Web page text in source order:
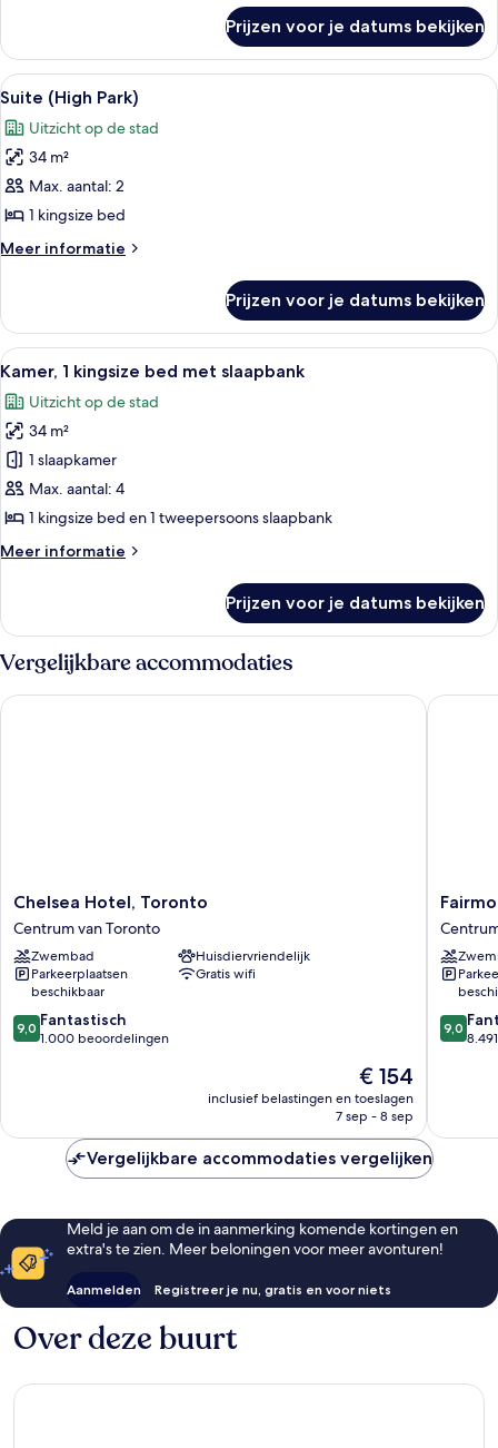
(Summerhill)
Prijzen voor je datums bekijken
Alle
foto's
voor
Suite
(High
Park)
laden
Een moderne hotelkamer met een
4
Suite (High Park)
Uitzicht op de stad
34 m²
Max. aantal: 2
1 kingsize bed
Meer informatie
Meer
(High
Park)
Prijzen voor je datums bekijken
Alle
foto's
voor
Kamer,
kingsize
bed
slaapbank
Een hotelkamer met een groot bed,
5
Kamer, 1 kingsize bed met slaapbank
Uitzicht op de stad
34 m²
1 slaapkamer
Max. aantal: 4
1 kingsize bed en 1 tweepersoons slaapbank
Meer informatie
Meer
1
kingsize
bed
slaapbank
Prijzen voor je datums bekijken
Vergelijkbare accommodaties
Chelsea
Hotel,
Toronto
Centrum
van
Toronto
Chelsea Hotel, Toronto
Centrum van Toronto
Zwembad
Huisdiervriendelijk
Parkeerplaatsen
beschikbaar
Gratis wifi
9.0
van
9,0 Fantastisch
1.000 beoordelingen
De
prijs
is
€ 154
inclusief belastingen en toeslagen
7 sep - 8 sep
Chelsea Hotel, Toronto
Royal
York
van
Toronto
9.0
van
9,0
Vergelijkbare accommodaties vergelijken
Meld je aan om de in aanmerking komende kortingen en
extra's te zien. Meer beloningen voor meer avonturen!
Aanmelden Registreer je nu, gratis en voor niets
Over deze buurt